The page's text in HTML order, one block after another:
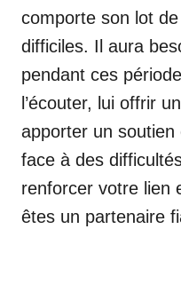
comporte son lot
difficiles. Il aura
pendant ces
l’écouter, lui offrir
apporter un soutien
face à des
renforcer votre lien
êtes un partenaire